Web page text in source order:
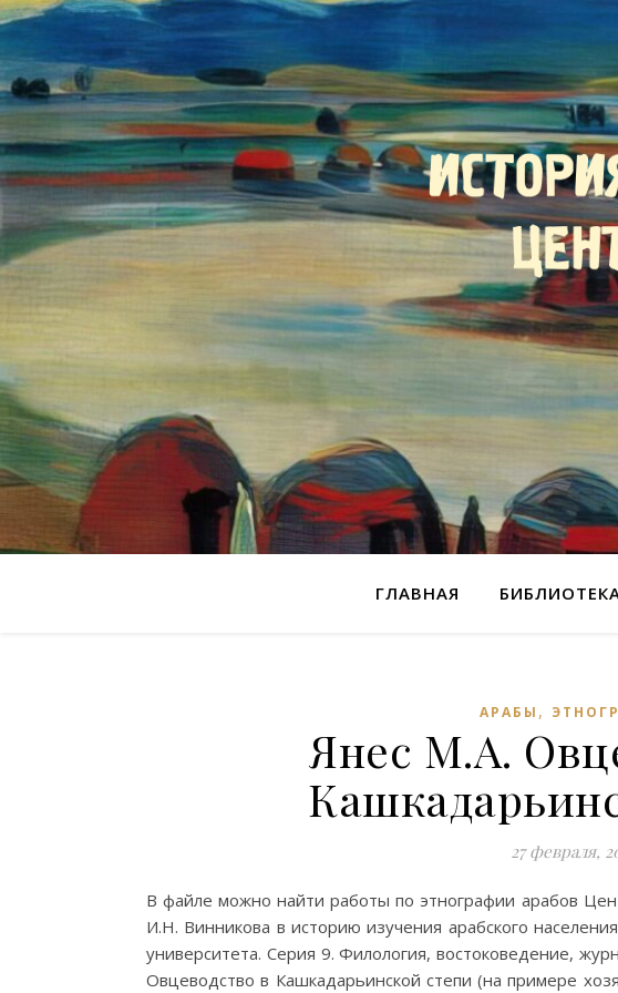
ГЛАВНАЯ
АРАБЫ ,
Янес М.А.
27 февраля,
В файле можно найти работы по этнографии арабов
И.Н. Винникова в историю изучения арабского
университета. Серия 9. Филология, востоковедение,
Овцеводство в Кашкадарьинской степи (на примере